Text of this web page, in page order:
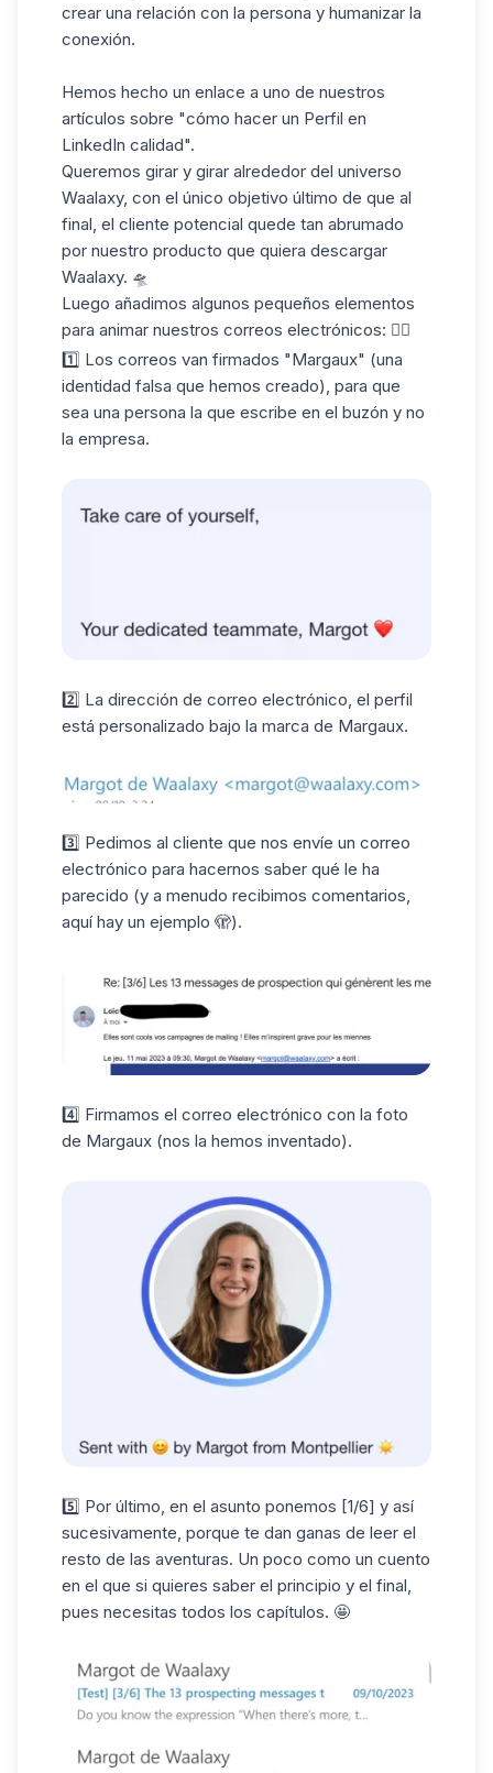
crear una relación con la persona y humanizar la
conexión.
Hemos hecho un enlace a uno de nuestros
artículos sobre "cómo hacer un Perfil en
LinkedIn calidad".
Queremos girar y girar alrededor del universo
Waalaxy, con el único objetivo último de que al
final, el cliente potencial quede tan abrumado
por nuestro producto que quiera descargar
Waalaxy. 🛸
Luego añadimos algunos pequeños elementos
para animar nuestros correos electrónicos: 👇🏼
1️⃣ Los correos van firmados "Margaux" (una
identidad falsa que hemos creado), para que
sea una persona la que escribe en el buzón y no
la empresa.
2️⃣ La dirección de correo electrónico, el perfil
está personalizado bajo la marca de Margaux.
3️⃣ Pedimos al cliente que nos envíe un correo
electrónico para hacernos saber qué le ha
parecido (y a menudo recibimos comentarios,
aquí hay un ejemplo 🫣).
4️⃣ Firmamos el correo electrónico con la foto
de Margaux (nos la hemos inventado).
5️⃣ Por último, en el asunto ponemos [1/6] y así
sucesivamente, porque te dan ganas de leer el
resto de las aventuras. Un poco como un cuento
en el que si quieres saber el principio y el final,
pues necesitas todos los capítulos. 🤩